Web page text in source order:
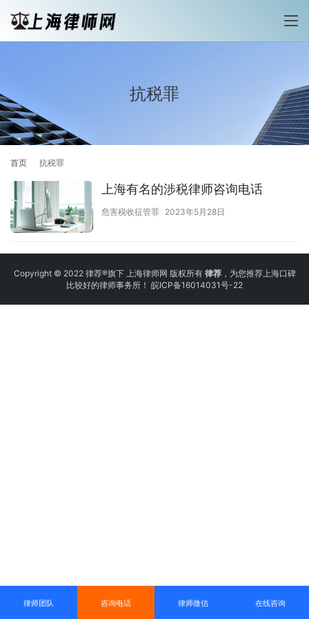
抗税罪
首页 抗税罪
上海有名的涉税律师咨询电话
危害税收征管罪 2023年5月28日
Copyright © 2022 律荐®旗下 上海律师网 版权所有 律荐，为您推荐上海口碑
比较好的律师事务所！ 皖ICP备16014031号-22
律师团队 咨询电话 律师微信 在线咨询